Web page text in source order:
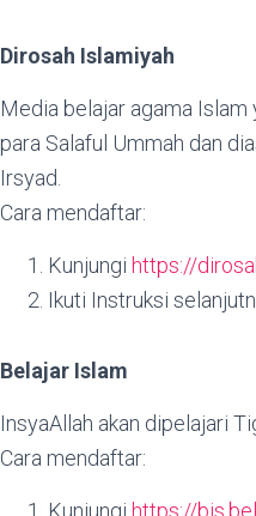
Dirosah Islamiyah
Media belajar agama Islam
para Salaful Ummah dan
Irsyad.
Cara mendaftar:
Kunjungi https://
Ikuti Instruksi
Belajar Islam
InsyaAllah akan dipelajari
Cara mendaftar:
Kunjungi https://